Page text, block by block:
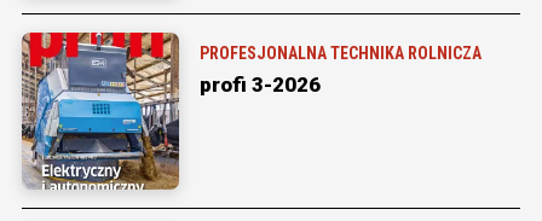
PROFESJONALNA TECHNIKA ROLNICZA
profi 3-2026